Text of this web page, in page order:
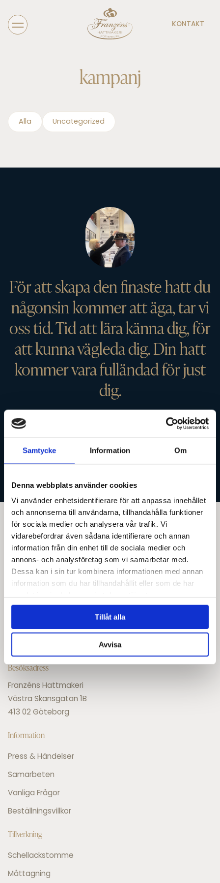
Samtycke Information Om
Denna webbplats använder cookies
Vi använder enhetsidentifierare för att anpassa innehållet
och annonserna till användarna, tillhandahålla funktioner
för sociala medier och analysera vår trafik. Vi
vidarebefordrar även sådana identifierare och annan
information från din enhet till de sociala medier och
annons- och analysföretag som vi samarbetar med.
Dessa kan i sin tur kombinera informationen med annan
information som du har tillhandahållit eller som de har
Tillåt alla
Avvisa
KONTAKT
kampanj
Alla Uncategorized
För att skapa den finaste hatt du
någonsin kommer att äga, tar vi
oss tid. Tid att lära känna dig, för
att kunna vägleda dig. Din hatt
kommer vara fulländad för just
dig.
Teater, film, show, bröllop eller drömhatten. Vi
tillverkar alla typer av hattar.
Besöksadress
Franzéns Hattmakeri
Västra Skansgatan 1B
413 02 Göteborg
Information
Press & Händelser
Samarbeten
Vanliga Frågor
Beställningsvillkor
Tillverkning
Schellackstomme
Måttagning